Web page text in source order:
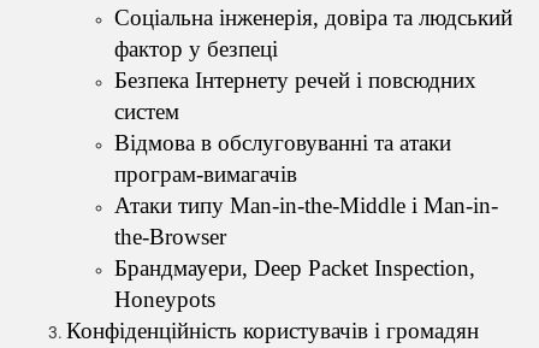
Соціальна інженерія, довіра та людський
фактор у безпеці
Безпека Інтернету речей і повсюдних
систем
Відмова в обслуговуванні та атаки
програм-вимагачів
Атаки типу Man-in-the-Middle і Man-in-
the-Browser
Брандмауери, Deep Packet Inspection,
Honeypots
Конфіденційність користувачів і громадян